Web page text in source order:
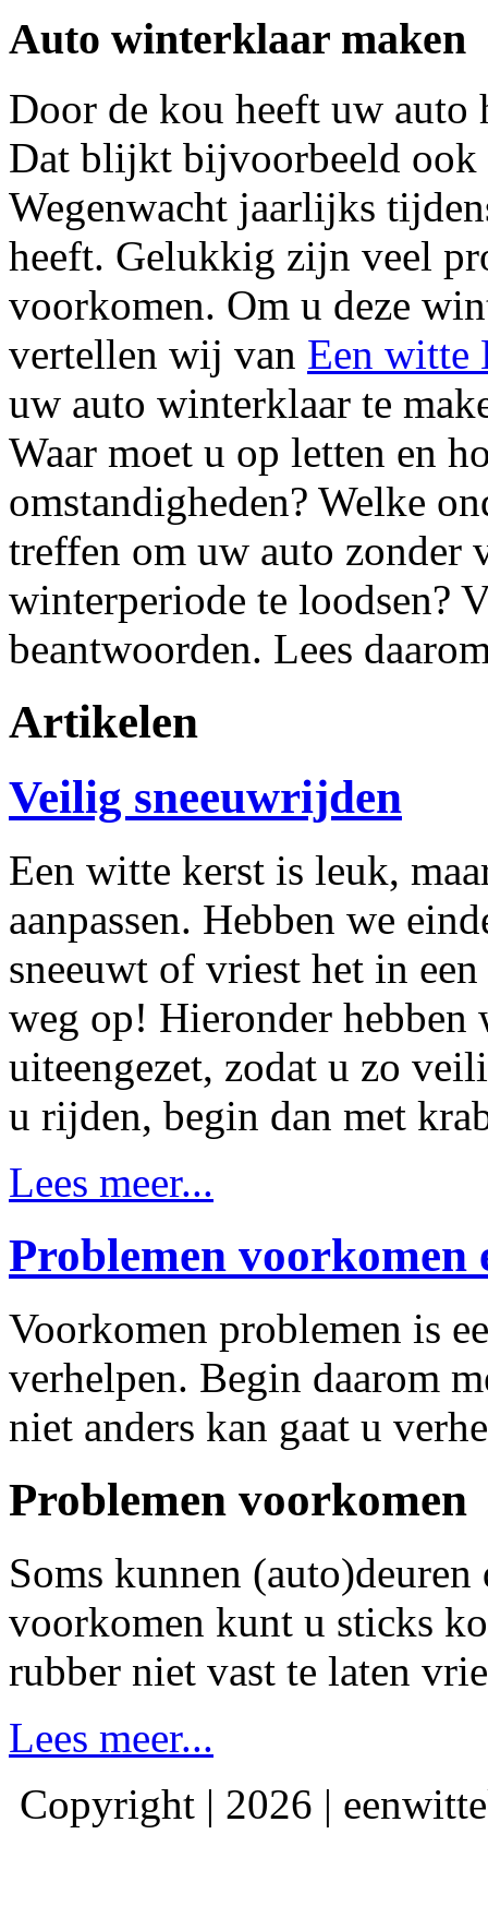
Auto winterklaar maken
Door de kou heeft uw
Dat blijkt bijvoorbeeld ook
Wegenwacht jaarlijks
heeft. Gelukkig zijn veel
voorkomen. Om u deze
vertellen wij van Een witte
uw auto winterklaar te
Waar moet u op letten en
omstandigheden? Welke
treffen om uw auto zonder
winterperiode te loodsen?
beantwoorden. Lees
Artikelen
Veilig sneeuwrijden
Een witte kerst is leuk,
aanpassen. Hebben we
sneeuwt of vriest het in
weg op! Hieronder
uiteengezet, zodat u zo
u rijden, begin dan met
Lees meer...
Problemen voorkomen
Voorkomen problemen is
verhelpen. Begin daarom
niet anders kan gaat u
Problemen voorkomen
Soms kunnen
voorkomen kunt u sticks
rubber niet vast te laten
Lees meer...
Copyright | 2026 |